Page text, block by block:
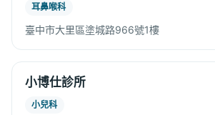
耳鼻喉科
臺中市大里區塗城路966號1樓
小博仕診所
小兒科